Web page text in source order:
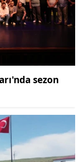
sezon